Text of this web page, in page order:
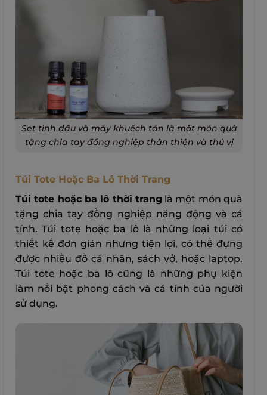
Set tinh dầu và máy khuếch tán là một món quà
tặng chia tay đồng nghiệp thân thiện và thú vị
Túi Tote Hoặc Ba Lô Thời Trang
Túi tote hoặc ba lô thời trang là một món quà
tặng chia tay đồng nghiệp năng động và cá
tính. Túi tote hoặc ba lô là những loại túi có
thiết kế đơn giản nhưng tiện lợi, có thể đựng
được nhiều đồ cá nhân, sách vở, hoặc laptop.
Túi tote hoặc ba lô cũng là những phụ kiện
làm nổi bật phong cách và cá tính của người
sử dụng.